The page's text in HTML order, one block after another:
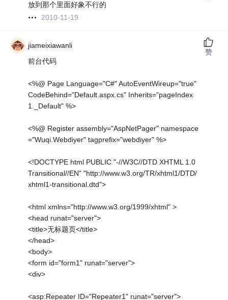
放到那个里面好象不行的
2010-11-19
jiameixiawanli
前台代码
<%@ Page Language="C#" AutoEventWireup="true"
CodeBehind="Default.aspx.cs" Inherits="pageIndex
1._Default" %>
<%@ Register assembly="AspNetPager" namespace
="Wuqi.Webdiyer" tagprefix="webdiyer" %>
<!DOCTYPE html PUBLIC "-//W3C//DTD XHTML 1.0
Transitional//EN" "http://www.w3.org/TR/xhtml1/DTD/
xhtml1-transitional.dtd">
<html xmlns="http://www.w3.org/1999/xhtml" >
<head runat="server">
<title>无标题页</title>
</head>
<body>
<form id="form1" runat="server">
<div>
<asp:Repeater ID="Repeater1" runat="server">
赞